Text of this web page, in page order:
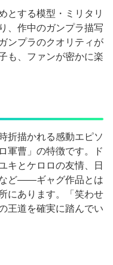
とする模型・ミリタリ
、作中のガンプラ描写
ンプラのクオリティが
も、ファンが密かに楽
折描かれる感動エピソ
軍曹」の特徴です。ド
キとケロロの友情、日
ど——ギャグ作品とは
にあります。「笑わせ
王道を確実に踏んでい